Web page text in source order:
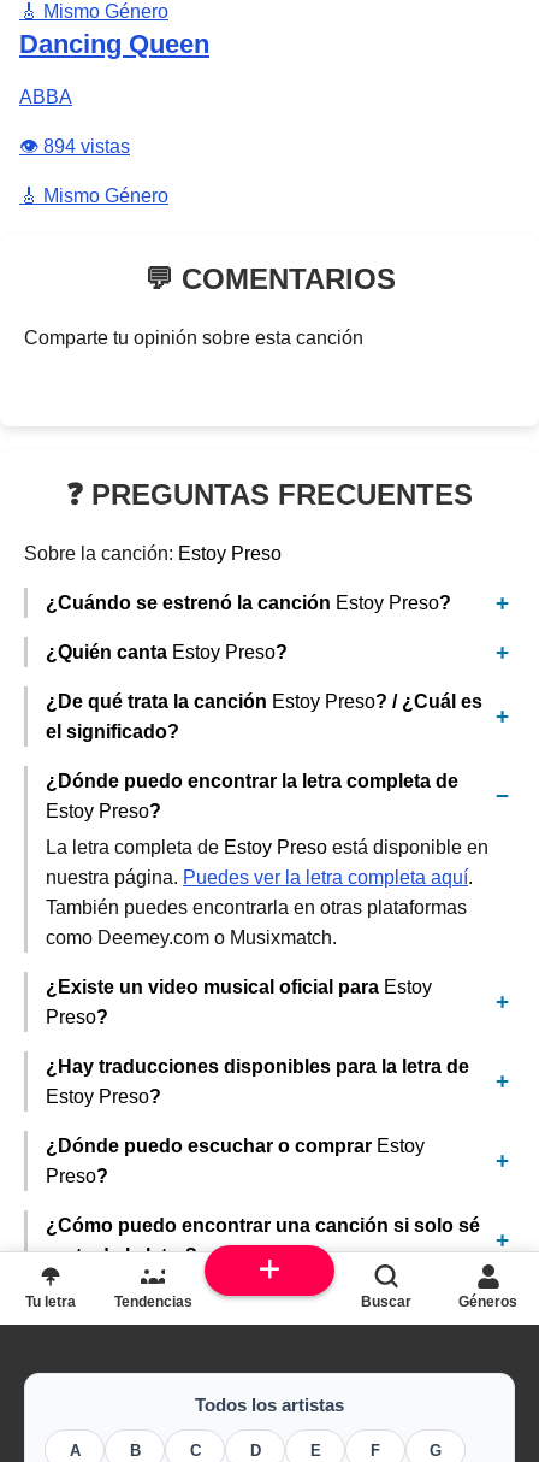
🎸 Mismo Género
Dancing Queen
ABBA
👁️ 894 vistas
🎸 Mismo Género
💬 COMENTARIOS
Comparte tu opinión sobre esta canción
❓ PREGUNTAS FRECUENTES
Sobre la canción: Estoy Preso
¿Cuándo se estrenó la canción Estoy Preso?
¿Quién canta Estoy Preso?
¿De qué trata la canción Estoy Preso? / ¿Cuál es
el significado?
¿Dónde puedo encontrar la letra completa de
Estoy Preso?
La letra completa de Estoy Preso está disponible en
nuestra página. Puedes ver la letra completa aquí.
También puedes encontrarla en otras plataformas
como Deemey.com o Musixmatch.
¿Existe un video musical oficial para Estoy
Preso?
¿Hay traducciones disponibles para la letra de
Estoy Preso?
¿Dónde puedo escuchar o comprar Estoy
Preso?
¿Cómo puedo encontrar una canción si solo sé
parte de la letra?
Todos los artistas
A B C D E F G
Tu letra Tendencias Buscar Géneros